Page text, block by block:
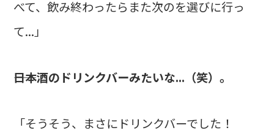
べて、飲み終わったらまた次のを選びに行っ
て...」
――日本酒のドリンクバーみたいな...（笑）。
「そうそう、まさにドリンクバーでした！